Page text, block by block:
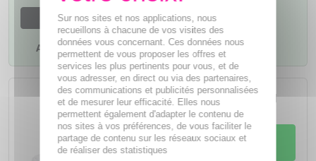
M'avertir dès que le produit sera disponible
Ajouter à mes favoris
L'achat d'un médicament sans
ordonnance nécessite le conseil
d'unpharmacien
Demandez conseil à votre
Sur nos sites et nos applications, nous
recueillons à chacune de vos visites des
données vous concernant. Ces données nous
permettent de vous proposer les offres et
services les plus pertinents pour vous, et de
vous adresser, en direct ou via des partenaires,
des communications et publicités personnalisées
et de mesurer leur efficacité. Elles nous
permettent également d'adapter le contenu de
nos sites à vos préférences, de vous faciliter le
partage de contenu sur les réseaux sociaux et
de réaliser des statistiques